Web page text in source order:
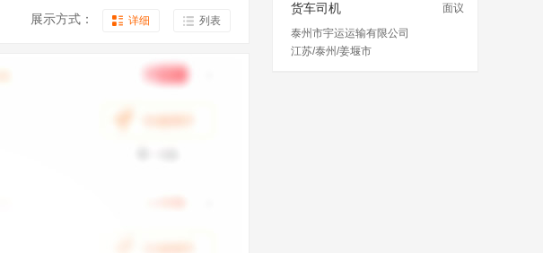
展示方式： 详细 列表
货车司机
面议
泰州市宇运运输有限公司
江苏/泰州/姜堰市